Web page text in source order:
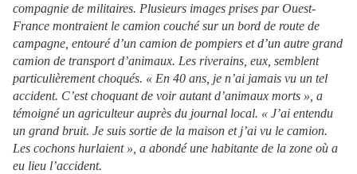
compagnie de militaires. Plusieurs images prises par Ouest-
France montraient le camion couché sur un bord de route de
campagne, entouré d’un camion de pompiers et d’un autre grand
camion de transport d’animaux. Les riverains, eux, semblent
particulièrement choqués. « En 40 ans, je n’ai jamais vu un tel
accident. C’est choquant de voir autant d’animaux morts », a
témoigné un agriculteur auprès du journal local. « J’ai entendu
un grand bruit. Je suis sortie de la maison et j’ai vu le camion.
Les cochons hurlaient », a abondé une habitante de la zone où a
eu lieu l’accident.